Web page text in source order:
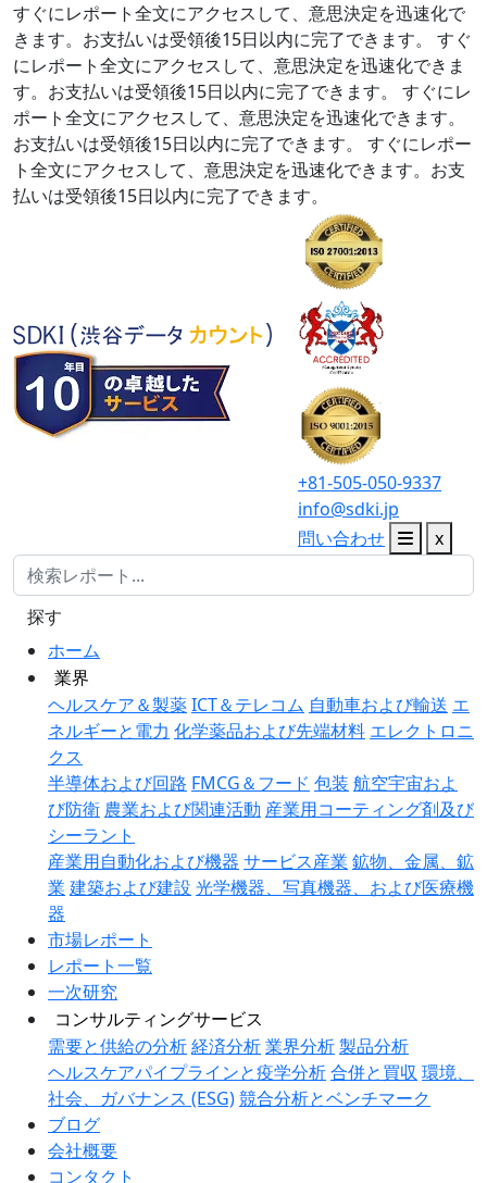
すぐにレポート全文にアクセスして、意思決定を迅速化で
きます。お支払いは受領後15日以内に完了できます。
すぐ
にレポート全文にアクセスして、意思決定を迅速化できま
す。お支払いは受領後15日以内に完了できます。
すぐにレ
ポート全文にアクセスして、意思決定を迅速化できます。
お支払いは受領後15日以内に完了できます。
すぐにレポー
ト全文にアクセスして、意思決定を迅速化できます。お支
払いは受領後15日以内に完了できます。
+81-505-050-9337
info@sdki.jp
問い合わせ
x
ホーム
業界
ヘルスケア＆製薬ICT＆テレコム 自動車および輸送 エ
ネルギーと電力 化学薬品および先端材料 エレクトロニ
クス
半導体および回路 FMCG＆フード 包装 航空宇宙およ
び防衛 農業および関連活動 産業用コーティング剤及び
シーラント
産業用自動化および機器 サービス産業 鉱物、金属、鉱
業 建築および建設 光学機器、写真機器、および医療機
器
市場レポート
レポート一覧
一次研究
コンサルティングサービス
需要と供給の分析経済分析業界分析製品分析
ヘルスケアパイプラインと疫学分析合併と買収 環境、
社会、ガバナンス (ESG)競合分析とベンチマーク
ブログ
会社概要
コンタクト
探す